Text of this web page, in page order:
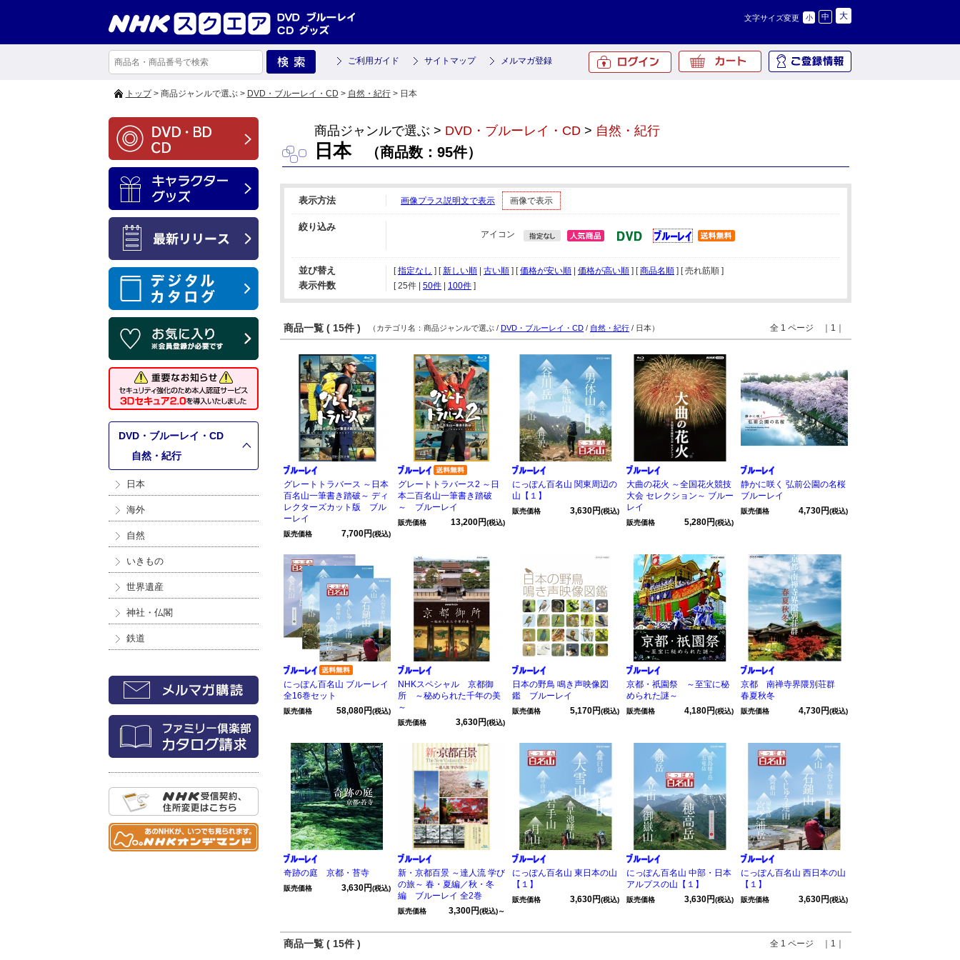
文字サイズ変更 小 中 大
ご利用ガイド サイトマップ メルマガ登録
トップ> 商品ジャンルで選ぶ > DVD・ブルーレイ・CD > 自然・紀行> 日本
DVD・ブルーレイ・CD
自然・紀行
日本
海外
自然
いきもの
世界遺産
神社・仏閣
鉄道
商品ジャンルで選ぶ > DVD・ブルーレイ・CD > 自然・紀行
日本（商品数：95件）
表示方法 画像プラス説明文で表示 画像で表示
絞り込み
アイコン
並び替え [指定なし ] [新しい順 古い順 ] [価格が安い順 価格が高い順 ] [商品名順 ] [ 売れ筋順 ]
表示件数 [ 25件 50件 100件 ]
商品一覧 ( 15件 ) 全 1 ページ ｜1｜
（カテゴリ名：商品ジャンルで選ぶ / DVD・ブルーレイ・CD / 自然・紀行 / 日本）
グレートトラバース ～日本
百名山一筆書き踏破～ ディ
レクターズカット版 ブル
ーレイ
販売価格 7,700円(税込)
グレートトラバース2 ～日
本二百名山一筆書き踏破
～ ブルーレイ
販売価格 13,200円(税込)
にっぽん百名山 関東周辺の
山【１】
販売価格 3,630円(税込)
大曲の花火 ～全国花火競技
大会 セレクション～ ブルー
レイ
販売価格 5,280円(税込)
静かに咲く 弘前公園の名桜
ブルーレイ
販売価格 4,730円(税込)
にっぽん百名山 ブルーレイ
全16巻セット
販売価格 58,080円(税込)
NHKスペシャル 京都御
所 ～秘められた千年の美
～
販売価格 3,630円(税込)
日本の野鳥 鳴き声映像図
鑑 ブルーレイ
販売価格 5,170円(税込)
京都・祇園祭 ～至宝に秘
められた謎～
販売価格 4,180円(税込)
京都 南禅寺界隈別荘群
春夏秋冬
販売価格 4,730円(税込)
奇跡の庭 京都・苔寺
販売価格 3,630円(税込)
新・京都百景 ～達人流 学び
の旅～ 春・夏編／秋・冬
編 ブルーレイ 全2巻
販売価格 3,300円(税込)～
にっぽん百名山 東日本の山
【１】
販売価格 3,630円(税込)
にっぽん百名山 中部・日本
アルプスの山【１】
販売価格 3,630円(税込)
にっぽん百名山 西日本の山
【１】
販売価格 3,630円(税込)
商品一覧 ( 15件 ) 全 1 ページ ｜1｜